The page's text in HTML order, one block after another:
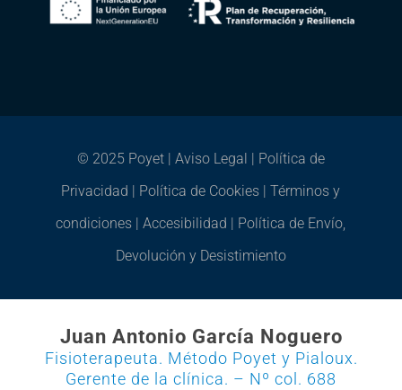
© 2025 Poyet | Aviso Legal
Política de
Privacidad
Política de Cookies |Términos y
condiciones |Accesibilidad
Política de Envío,
Devolución y Desistimiento
Juan Antonio García Noguero
Fisioterapeuta. Método Poyet y Pialoux.
Gerente de la clínica. – Nº col. 688